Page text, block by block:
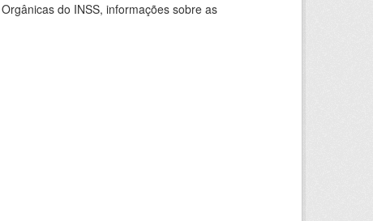
do INSS, informações sobre as